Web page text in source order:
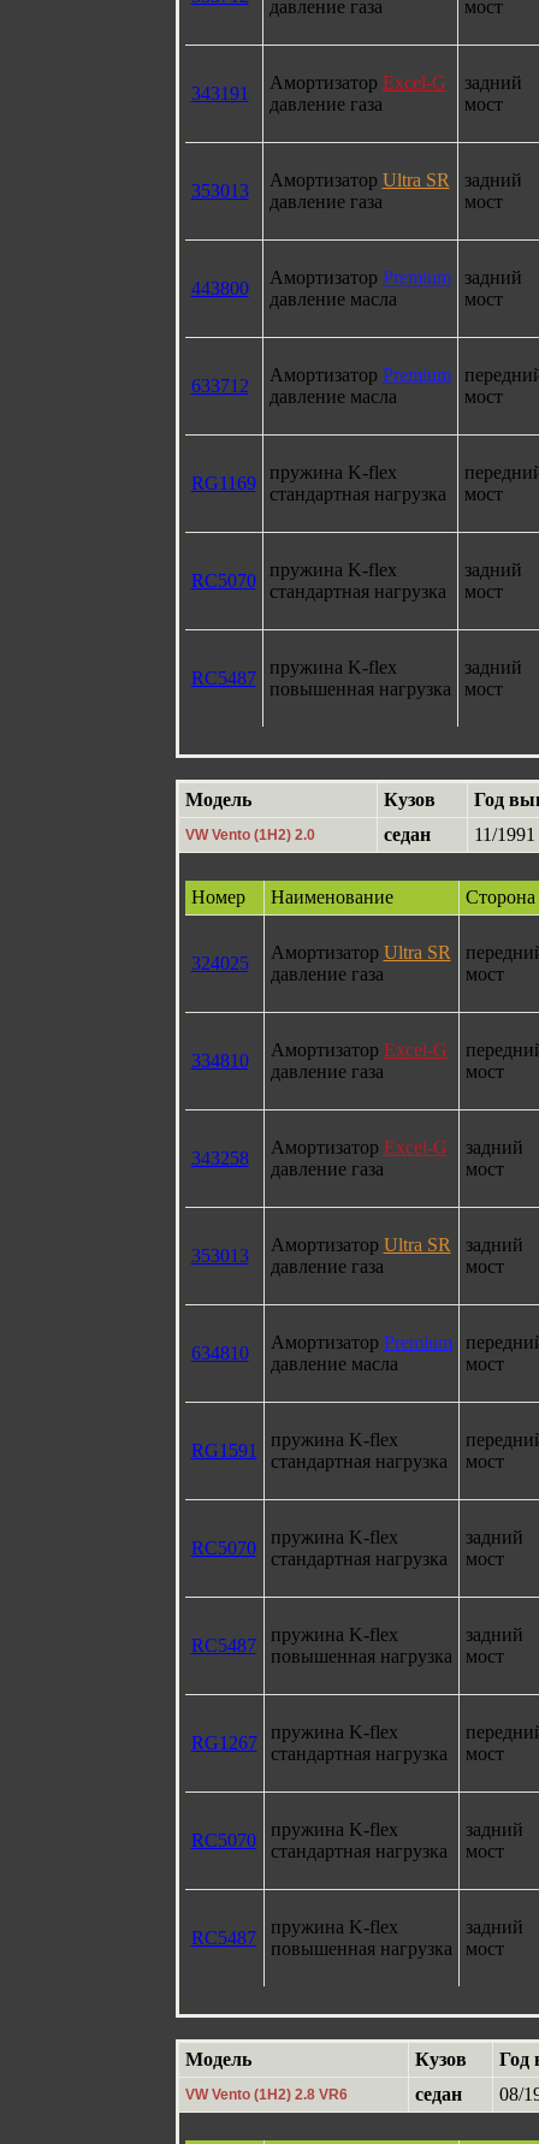
давление газа мост
343191
Амортизатор Excel-G
давление газа
задний
мост
353013
Амортизатор Ultra SR
давление газа
задний
мост
443800
Амортизатор Premium
давление масла
задний
мост
633712
Амортизатор Premium
давление масла
мост
RG1169
пружина K-flex
стандартная нагрузка
мост
RC5070
пружина K-flex
стандартная нагрузка
задний
мост
RC5487
пружина K-flex
повышенная нагрузка
задний
мост
Модель Кузов Год
VW Vento (1H2) 2.0 седан 11/
Номер Наименование Сторона
324025
Амортизатор Ultra SR
давление газа
мост
334810
Амортизатор Excel-G
давление газа
мост
343258
Амортизатор Excel-G
давление газа
задний
мост
353013
Амортизатор Ultra SR
давление газа
задний
мост
634810
Амортизатор Premium
давление масла
мост
RG1591
пружина K-flex
стандартная нагрузка
мост
RC5070
пружина K-flex
стандартная нагрузка
задний
мост
RC5487
пружина K-flex
повышенная нагрузка
задний
мост
RG1267
пружина K-flex
стандартная нагрузка
мост
RC5070
пружина K-flex
стандартная нагрузка
задний
мост
RC5487
пружина K-flex
повышенная нагрузка
задний
мост
Модель Кузов Год
VW Vento (1H2) 2.8 VR6 седан 08/